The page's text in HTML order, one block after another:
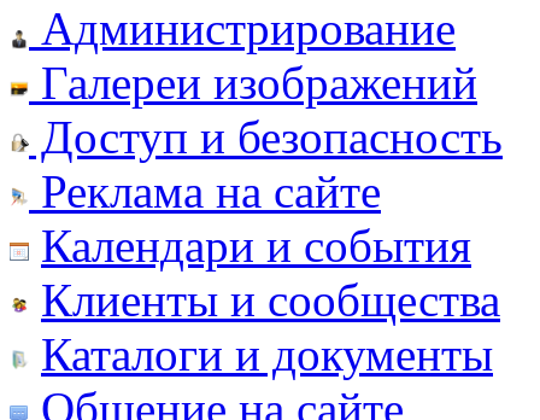
Администрирование
Галереи изображений
Доступ и безопасность
Реклама на сайте
Календари и события
Клиенты и сообщества
Каталоги и документы
Общение на сайте